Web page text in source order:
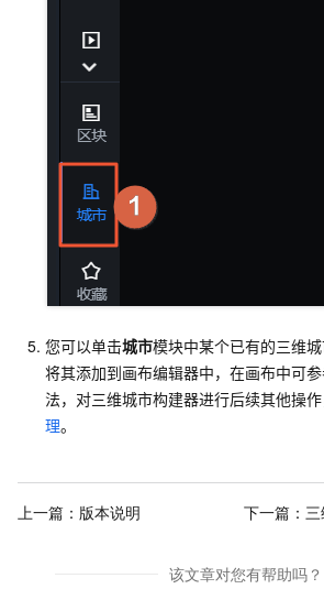
您可以单击城市模块中某个已有的三维
将其添加到画布编辑器中，在画布中可
法，对三维城市构建器进行后续其他操
理。
上一篇： 版本说明 下一篇：
该文章对您有帮助吗？